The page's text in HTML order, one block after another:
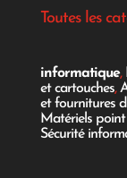
Toutes les
informatique,
et cartouches,
et fournitures
Matériels
Sécurité